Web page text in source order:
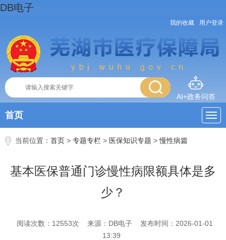
DB电子
我的收藏 用户登录
AI+政务问答
首页
当前位置： 首页 > 专题专栏 > 医保知识专题 > 慢性病篇
基本医保普通门诊慢性病限额具体是多
少？
阅读次数： 12553次 来源：DB电子
发布时间：2026-01-01
13:39